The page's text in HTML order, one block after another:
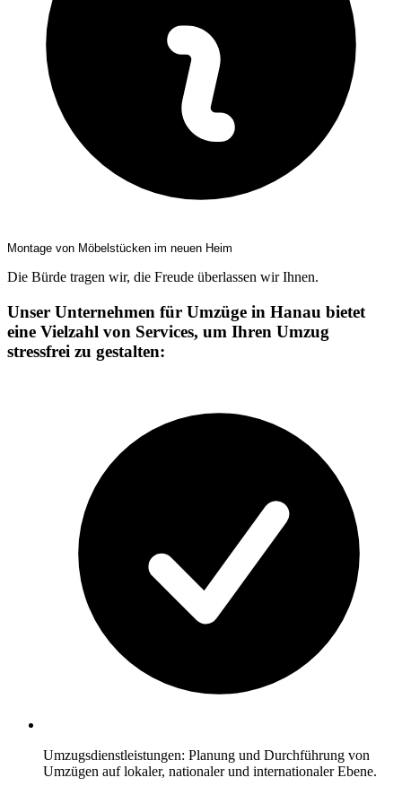
Montage von Möbelstücken im neuen Heim
Die Bürde tragen wir, die Freude überlassen wir Ihnen.
Unser Unternehmen für Umzüge in Hanau bietet
eine Vielzahl von Services, um Ihren Umzug
stressfrei zu gestalten:
Umzugsdienstleistungen: Planung und Durchführung von
Umzügen auf lokaler, nationaler und internationaler Ebene.